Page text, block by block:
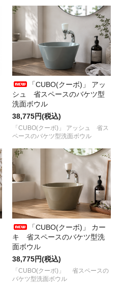
「CUBO(クーボ)」 アッ
シュ 省スペースのバケツ型
洗面ボウル
38,775円(税込)
「CUBO(クーボ)」 アッシュ 省ス
ペースのバケツ型洗面ボウル
「CUBO(クーボ)」 カー
キ 省スペースのバケツ型洗
面ボウル
38,775円(税込)
「CUBO(クーボ)」 省スペースの
バケツ型洗面ボウル